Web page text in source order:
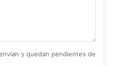
y quedan pendientes de